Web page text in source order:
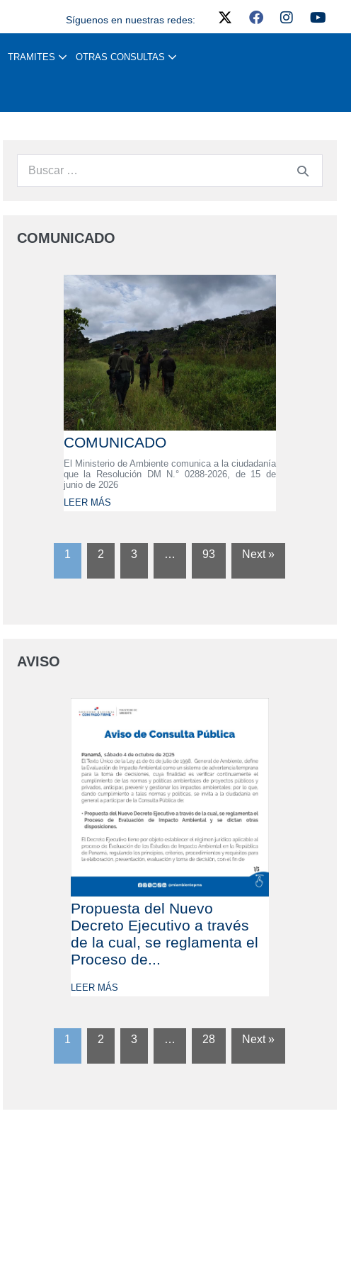
Síguenos en nuestras redes:
TRAMITES OTRAS CONSULTAS
COMUNICADO
COMUNICADO
El Ministerio de Ambiente comunica a la ciudadanía
que la Resolución DM N.° 0288-2026, de 15 de
junio de 2026
LEER MÁS
1 2 3 … 93 Next »
AVISO
Propuesta del Nuevo
Decreto Ejecutivo a través
de la cual, se reglamenta el
Proceso de...
LEER MÁS
1 2 3 … 28 Next »